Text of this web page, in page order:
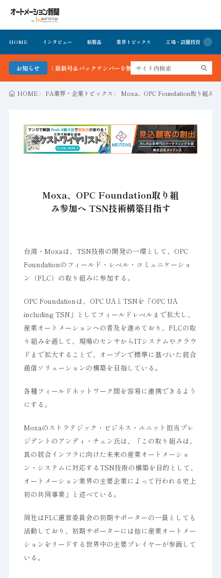
HOME インタビュー 新製品 業界トピックス 工場・設備投資
お知らせ
ョン新聞 最新号＆バックナンバーを無料で公開中 詳細はこちら
HOME FA業界・企業トピックス Moxa、OPC Foundation取り組み
Moxa、OPC Foundation取り組
み参加へ TSN技術構築目指す
台湾・Moxaは、TSN技術の開発の一環として、OPC
Foundationのフィールド・レベル・コミュニケーショ
ン（FLC）の取り組みに参加する。
OPC Foundationは、OPC UAとTSNを「OPC UA
including TSN」としてフィールドレベルまで拡大し、
産業オートメーションへの普及を進めており、FLCの取
り組みを通して、現場のセンサからITシステムやクラウ
ドまで拡大することで、オープンで標準に基づいた統合
通信ソリューションの構築を目指している。
各種フィールドネットワーク間を容易に連携できるよう
にする。
Moxaのストラテジック・ビジネス・ユニット担当プレ
ジデントのアンディ・チェン氏は、「この取り組みは、
真の統合インフラに向けた未来の産業オートメーショ
ン・システムに対応するTSN技術の構築を目的として、
オートメーション業界の主要企業によって行われる史上
初の共同事業」と述べている。
同社はFLC運営委員会の初期サポーターの一員としても
活動しており、初期サポーターには他に産業オートメー
ションをリードする世界中の主要プレイヤーが参画して
いる。